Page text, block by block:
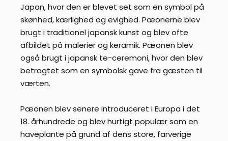
Japan, hvor den er blevet set som en symbol på
skønhed, kærlighed og evighed. Pæonerne blev
brugt i traditionel japansk kunst og blev ofte
afbildet på malerier og keramik. Pæonen blev
også brugt i japansk te-ceremoni, hvor den blev
betragtet som en symbolsk gave fra gæsten til
værten.
Pæonen blev senere introduceret i Europa i det
18. århundrede og blev hurtigt populær som en
haveplante på grund af dens store, farverige